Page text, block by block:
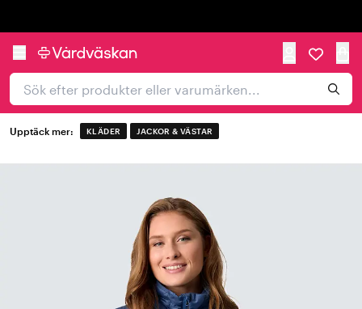
Upptäck mer: KLÄDER JACKOR & VÄSTAR